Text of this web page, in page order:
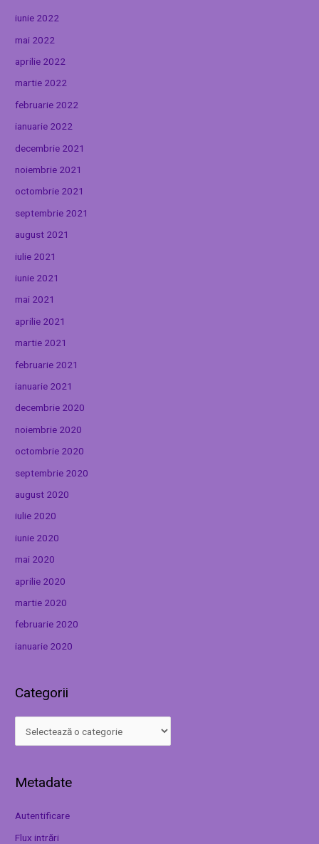
iunie 2022
mai 2022
aprilie 2022
martie 2022
februarie 2022
ianuarie 2022
decembrie 2021
noiembrie 2021
octombrie 2021
septembrie 2021
august 2021
iulie 2021
iunie 2021
mai 2021
aprilie 2021
martie 2021
februarie 2021
ianuarie 2021
decembrie 2020
noiembrie 2020
octombrie 2020
septembrie 2020
august 2020
iulie 2020
iunie 2020
mai 2020
aprilie 2020
martie 2020
februarie 2020
ianuarie 2020
Categorii
Metadate
Autentificare
Flux intrări